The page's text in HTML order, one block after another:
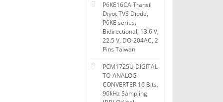
P6KE16CA Transil
Diyot TVS Diode,
P6KE series,
Bidirectional, 13.6 V,
22.5 V, DO-204AC, 2
Pins Taiwan
PCM1725U DIGITAL-
TO-ANALOG
CONVERTER 16 Bits,
96kHz Sampling